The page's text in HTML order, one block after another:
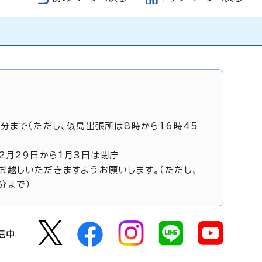
で（ただし、似島出張所は8時から16時45
月29日から1月3日は閉庁
しいただきますようお願いします。（ただし、
で）
中